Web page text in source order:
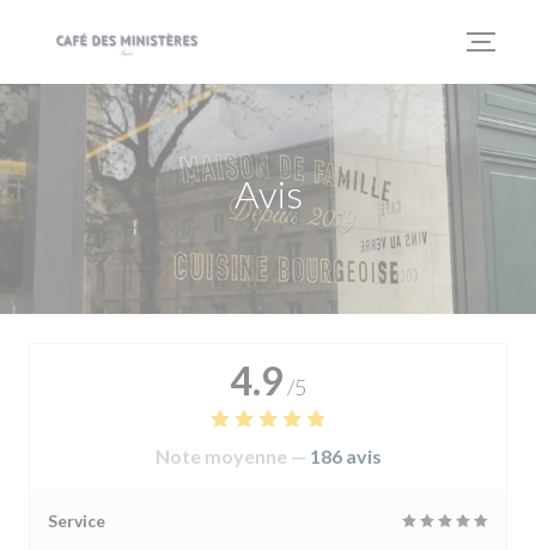
Avis
4.9 /5
Note moyenne — 186 avis
Service